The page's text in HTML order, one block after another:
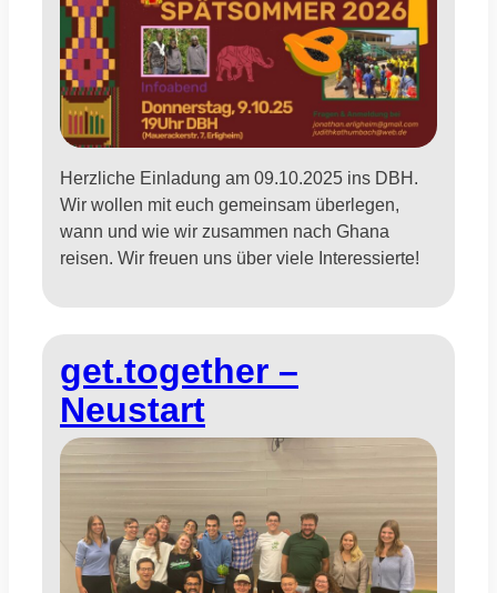
Herzliche Einladung am 09.10.2025 ins DBH.
Wir wollen mit euch gemeinsam überlegen,
wann und wie wir zusammen nach Ghana
reisen. Wir freuen uns über viele Interessierte!
get.together –
Neustart